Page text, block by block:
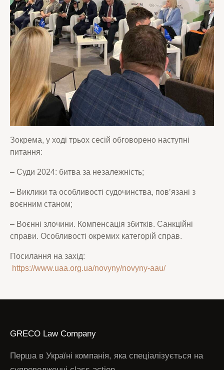
Зокрема, у ході трьох сесій обговорено наступні
питання:
– Суди 2024: битва за незалежність;
– Виклики та особливості судочинства, пов’язані з
воєнним станом;
– Воєнні злочини. Компенсація збитків. Санкційні
справи. Особливості окремих категорій справ.
Посилання на захід:
https://www.uaa.org.ua/novyny/novyny-aau/
GRECO Law Company
Перша в Україні компанія, яка спеціалізується на